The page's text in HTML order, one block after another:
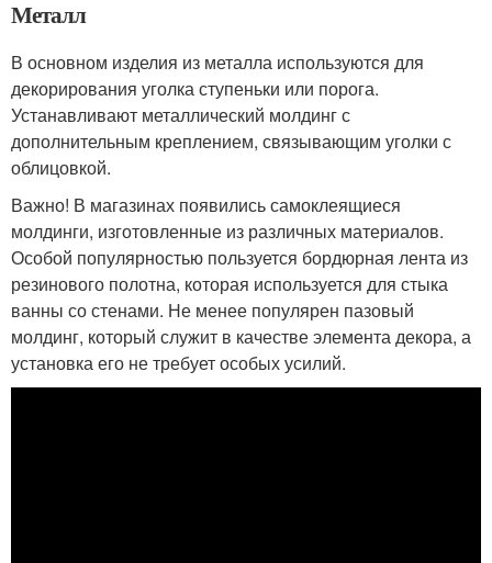
Металл
В основном изделия из металла используются для
декорирования уголка ступеньки или порога.
Устанавливают металлический молдинг с
дополнительным креплением, связывающим уголки с
облицовкой.
Важно! В магазинах появились самоклеящиеся
молдинги, изготовленные из различных материалов.
Особой популярностью пользуется бордюрная лента из
резинового полотна, которая используется для стыка
ванны со стенами. Не менее популярен пазовый
молдинг, который служит в качестве элемента декора, а
установка его не требует особых усилий.